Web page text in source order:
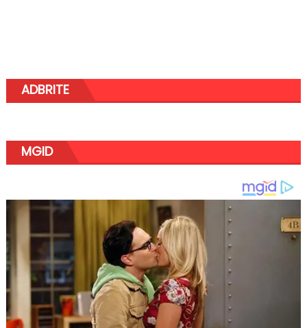
ADBRITE
MGID